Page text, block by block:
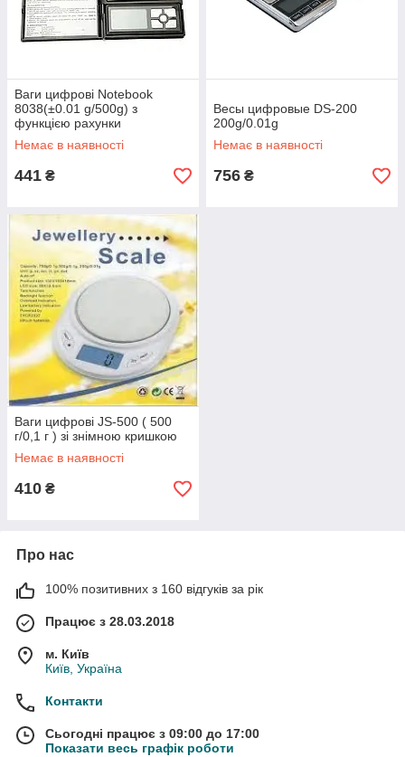
Ваги цифрові Notebook
8038(±0.01 g/500g) з
функцією рахунки
Немає в наявності
441 ₴
Весы цифровые DS-200
200g/0.01g
Немає в наявності
756 ₴
Ваги цифрові JS-500 ( 500
г/0,1 г ) зі знімною кришкою
Немає в наявності
410 ₴
Про нас
100% позитивних з 160 відгуків за рік
Працює з 28.03.2018
м. Київ
Київ, Україна
Контакти
Сьогодні працює з 09:00 до 17:00
Показати весь графік роботи